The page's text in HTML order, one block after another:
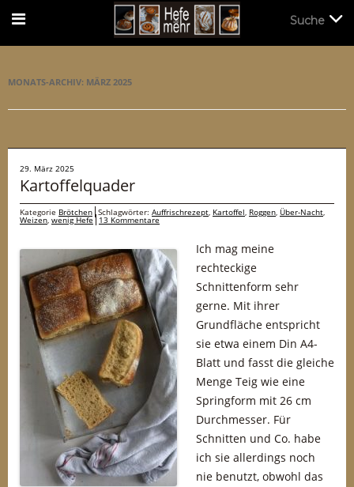
MONATS-ARCHIV: MÄRZ 2025
29. März 2025
Kartoffelquader
Kategorie Brötchen Schlagwörter: Auffrischrezept, Kartoffel, Roggen, Über-Nacht,
Weizen, wenig Hefe 13 Kommentare
Ich mag meine
rechteckige
Schnittenform sehr
gerne. Mit ihrer
Grundfläche entspricht
sie etwa einem Din A4-
Blatt und fasst die gleiche
Menge Teig wie eine
Springform mit 26 cm
Durchmesser. Für
Schnitten und Co. habe
ich sie allerdings noch
nie benutzt, obwohl das
Suche
Suche